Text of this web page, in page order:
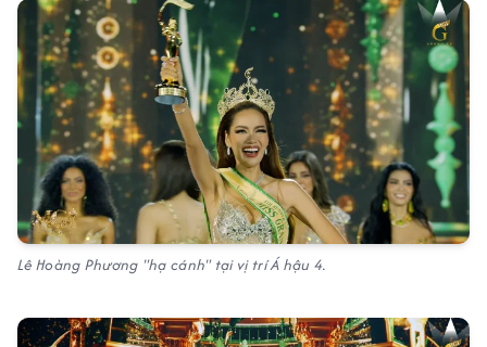
Lê Hoàng Phương "hạ cánh" tại vị trí Á hậu 4.